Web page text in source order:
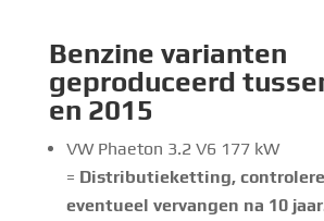
Benzine varianten
geproduceerd
en 2015
VW Phaeton 3.2 V6 177 kW
= Distributieketting,
eventueel vervangen na 10